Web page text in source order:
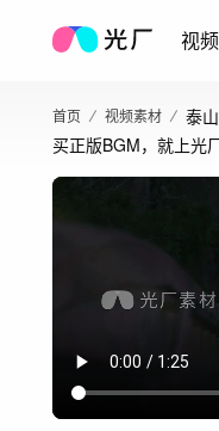
视频
首页 视频素材 泰
买正版BGM，就上光